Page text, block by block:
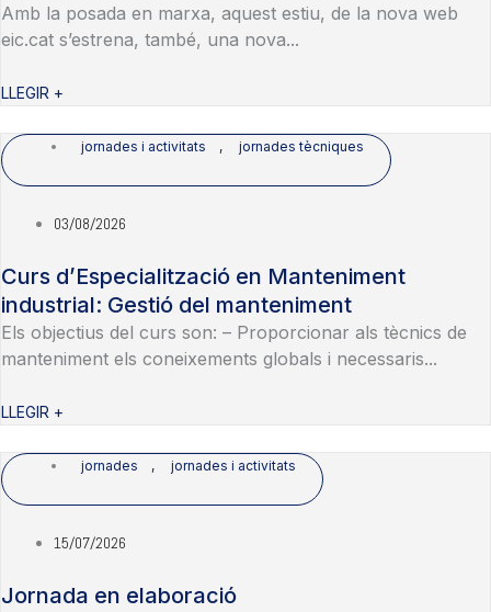
Amb la posada en marxa, aquest estiu, de la nova web
eic.cat s’estrena, també, una nova...
LLEGIR +
jornades i activitats , jornades tècniques
03/08/2026
Curs d’Especialització en Manteniment
industrial: Gestió del manteniment
Els objectius del curs son: – Proporcionar als tècnics de
manteniment els coneixements globals i necessaris...
LLEGIR +
jornades , jornades i activitats
15/07/2026
Jornada en elaboració